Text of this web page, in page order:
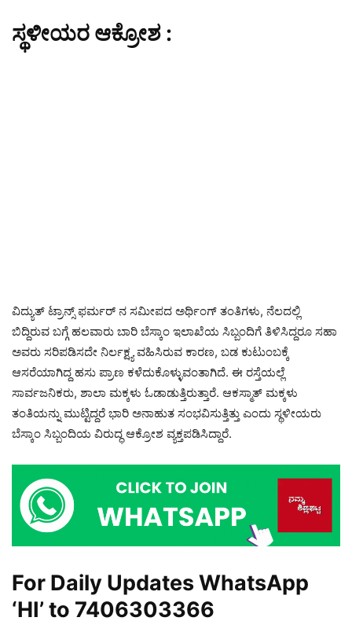
ಸ್ಥಳೀಯರ ಆಕ್ರೋಶ :
ವಿದ್ಯುತ್ ಟ್ರಾನ್ಸ್ ಫರ್ಮರ್ ನ ಸಮೀಪದ ಅರ್ಥಿಂಗ್ ತಂತಿಗಳು, ನೆಲದಲ್ಲಿ
ಬಿದ್ದಿರುವ ಬಗ್ಗೆ ಹಲವಾರು ಬಾರಿ ಬೆಸ್ಕಾಂ ಇಲಾಖೆಯ ಸಿಬ್ಬಂದಿಗೆ ತಿಳಿಸಿದ್ದರೂ ಸಹಾ
ಅವರು ಸರಿಪಡಿಸದೇ ನಿರ್ಲಕ್ಷ್ಯ ವಹಿಸಿರುವ ಕಾರಣ, ಬಡ ಕುಟುಂಬಕ್ಕೆ
ಆಸರೆಯಾಗಿದ್ದ ಹಸು ಪ್ರಾಣ ಕಳೆದುಕೊಳ್ಳುವಂತಾಗಿದೆ. ಈ ರಸ್ತೆಯಲ್ಲೆ
ಸಾರ್ವಜನಿಕರು, ಶಾಲಾ ಮಕ್ಕಳು ಓಡಾಡುತ್ತಿರುತ್ತಾರೆ. ಆಕಸ್ಮಾತ್ ಮಕ್ಕಳು
ತಂತಿಯನ್ನು ಮುಟ್ಟಿದ್ದರೆ ಭಾರಿ ಅನಾಹುತ ಸಂಭವಿಸುತ್ತಿತ್ತು ಎಂದು ಸ್ಥಳೀಯರು
ಬೆಸ್ಕಾಂ ಸಿಬ್ಬಂದಿಯ ವಿರುದ್ಧ ಆಕ್ರೋಶ ವ್ಯಕ್ತಪಡಿಸಿದ್ದಾರೆ.
For Daily Updates WhatsApp
‘HI’ to 7406303366